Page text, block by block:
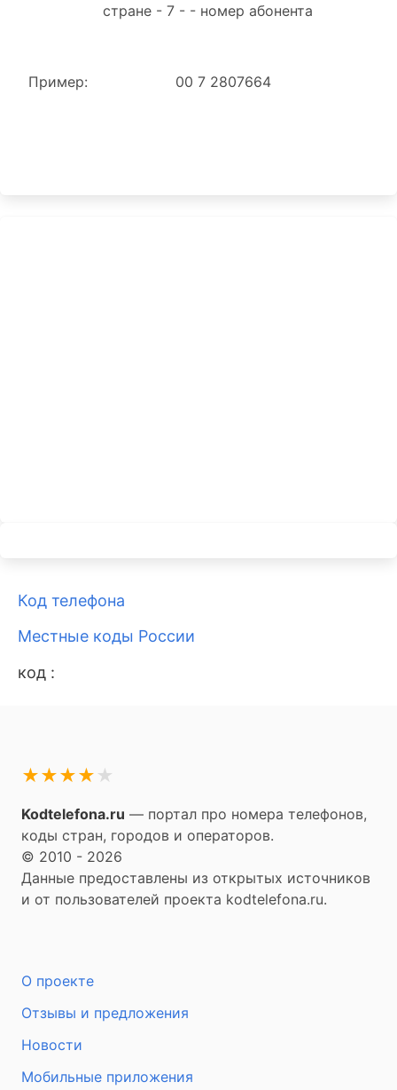
стране - 7 - - номер абонента
Пример: 00 7 2807664
Код телефона
Местные коды России
код :
★
★
★
★
★
Kodtelefona.ru — портал про номера телефонов,
коды стран, городов и операторов.
© 2010 - 2026
Данные предоставлены из открытых источников
и от пользователей проекта kodtelefona.ru.
О проекте
Отзывы и предложения
Новости
Мобильные приложения